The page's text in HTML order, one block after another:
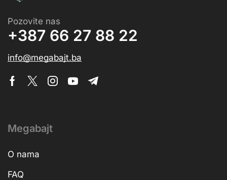
Pozovite nas
+387 66 27 88 22
info@megabajt.ba
Megabajt
O nama
FAQ